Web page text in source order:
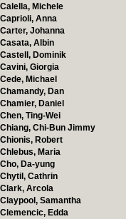
Calella, Michele
Caprioli, Anna
Carter, Johanna
Casata, Albin
Castell, Dominik
Cavini, Giorgia
Cede, Michael
Chamandy, Dan
Chamier, Daniel
Chen, Ting-Wei
Chiang, Chi-Bun Jimmy
Chionis, Robert
Chlebus, Maria
Cho, Da-yung
Chytil, Cathrin
Clark, Arcola
Claypool, Samantha
Clemencic, Edda